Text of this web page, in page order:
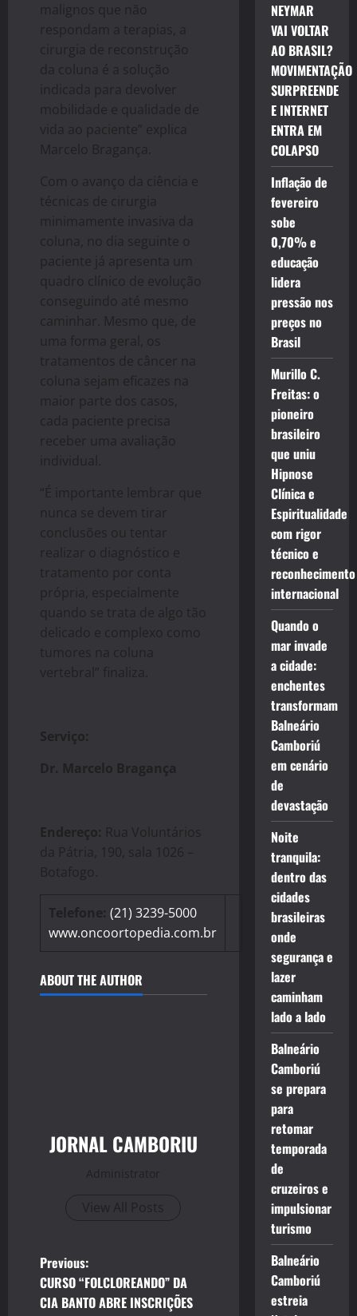
malignos que não
respondam a terapias, a
cirurgia de reconstrução
da coluna é a solução
indicada para devolver
mobilidade e qualidade de
vida ao paciente” explica
Marcelo Bragança.
Com o avanço da ciência e
técnicas de cirurgia
minimamente invasiva da
coluna, no dia seguinte o
paciente já apresenta um
quadro clínico de evolução
conseguindo até mesmo
caminhar. Mesmo que, de
uma forma geral, os
tratamentos de câncer na
coluna sejam eficazes na
maior parte dos casos,
cada paciente precisa
receber uma avaliação
individual.
“É importante lembrar que
nunca se devem tirar
conclusões ou tentar
realizar o diagnóstico e
tratamento por conta
própria, especialmente
quando se trata de algo tão
delicado e complexo como
tumores na coluna
vertebral” finaliza.
Serviço:
Dr. Marcelo Bragança
Endereço: Rua Voluntários
da Pátria, 190, sala 1026 –
Botafogo.
Telefone: (21) 3239-5000
www.oncoortopedia.com.br
ABOUT THE AUTHOR
JORNAL CAMBORIU
Administrator
View All Posts
P
o
Previous:
CURSO “FOLCLOREANDO” DA
CIA BANTO ABRE INSCRIÇÕES
NEYMAR
VAI VOLTAR
AO BRASIL?
MOVIMENTAÇÃO
SURPREENDE
E INTERNET
ENTRA EM
COLAPSO
Inflação de
fevereiro
sobe
0,70% e
educação
lidera
pressão nos
preços no
Brasil
Murillo C.
Freitas: o
pioneiro
brasileiro
que uniu
Hipnose
Clínica e
Espiritualidade
com rigor
técnico e
reconhecimento
internacional
Quando o
mar invade
a cidade:
enchentes
transformam
Balneário
Camboriú
em cenário
de
devastação
Noite
tranquila:
dentro das
cidades
brasileiras
onde
segurança e
lazer
caminham
lado a lado
Balneário
Camboriú
se prepara
para
retomar
temporada
de
cruzeiros e
impulsionar
turismo
Balneário
Camboriú
estreia